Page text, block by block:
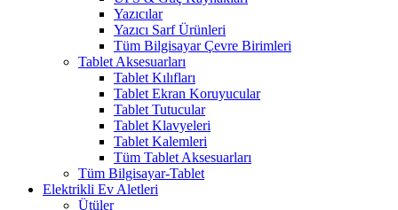
Yazıcılar
Yazıcı Sarf Ürünleri
Tüm Bilgisayar Çevre Birimleri
Tablet Aksesuarları
Tablet Kılıfları
Tablet Ekran Koruyucular
Tablet Tutucular
Tablet Klavyeleri
Tablet Kalemleri
Tüm Tablet Aksesuarları
Tüm Bilgisayar-Tablet
Elektrikli Ev Aletleri
Ütüler